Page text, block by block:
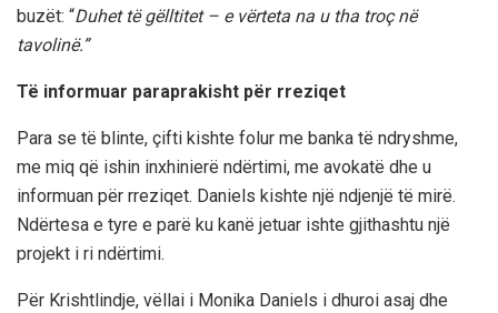
buzët: “Duhet të gëlltitet – e vërteta na u tha troç në
tavolinë.”
Të informuar paraprakisht për rreziqet
Para se të blinte, çifti kishte folur me banka të ndryshme,
me miq që ishin inxhinierë ndërtimi, me avokatë dhe u
informuan për rreziqet. Daniels kishte një ndjenjë të mirë.
Ndërtesa e tyre e parë ku kanë jetuar ishte gjithashtu një
projekt i ri ndërtimi.
Për Krishtlindje, vëllai i Monika Daniels i dhuroi asaj dhe